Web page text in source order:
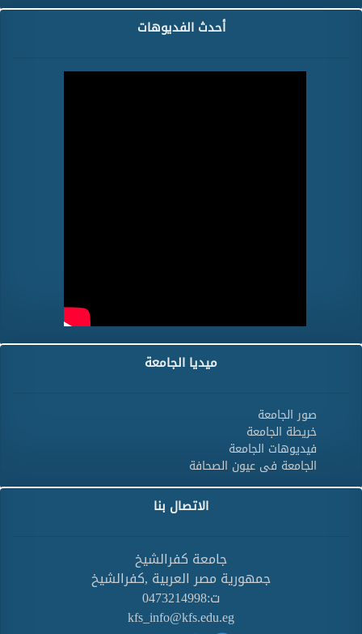
أحدث الفديوهات
ميديا الجامعة
صور الجامعة
خريطة الجامعة
فيديوهات الجامعة
الجامعة فى عيون الصحافة
الاتصال بنا
جامعة كفرالشيخ
جمهورية مصر العربية ,كفرالشيخ
ت:0473214998
kfs_info@kfs.edu.eg